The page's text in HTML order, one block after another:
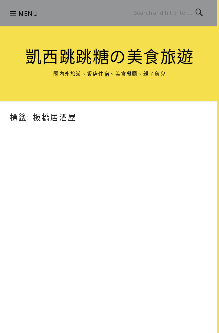
content
MENU
凱西跳跳糖の美食旅遊
國內外旅遊、飯店住宿、美食餐廳、親子育兒
標籤: 板橋居酒屋